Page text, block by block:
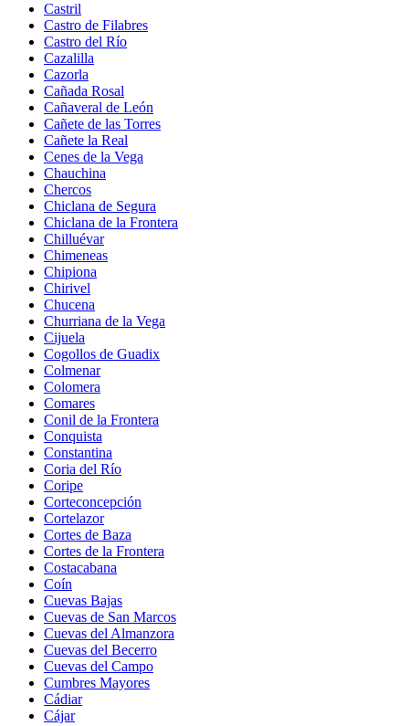
Castril
Castro de Filabres
Castro del Río
Cazalilla
Cazorla
Cañada Rosal
Cañaveral de León
Cañete de las Torres
Cañete la Real
Cenes de la Vega
Chauchina
Chercos
Chiclana de Segura
Chiclana de la Frontera
Chilluévar
Chimeneas
Chipiona
Chirivel
Chucena
Churriana de la Vega
Cijuela
Cogollos de Guadix
Colmenar
Colomera
Comares
Conil de la Frontera
Conquista
Constantina
Coria del Río
Coripe
Corteconcepción
Cortelazor
Cortes de Baza
Cortes de la Frontera
Costacabana
Coín
Cuevas Bajas
Cuevas de San Marcos
Cuevas del Almanzora
Cuevas del Becerro
Cuevas del Campo
Cumbres Mayores
Cádiar
Cájar